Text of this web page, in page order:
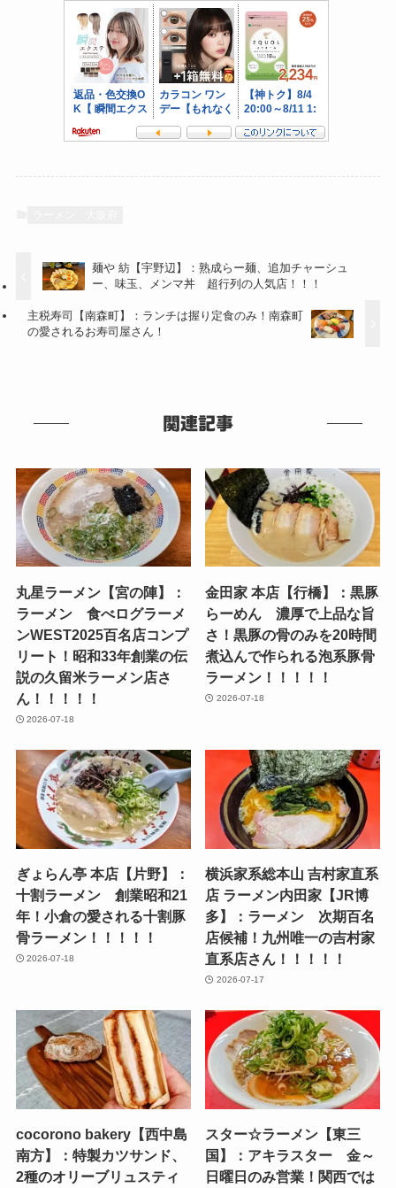
麺や 紡【宇野辺】：熟成らー麺、追加チャーシュ
ー、味玉、メンマ丼 超行列の人気店！！！
主税寿司【南森町】：ランチは握り定食のみ！南森町
の愛されるお寿司屋さん！
関連記事
丸星ラーメン【宮の陣】：
ラーメン 食べログラーメ
ンWEST2025百名店コンプ
リート！昭和33年創業の伝
説の久留米ラーメン店さ
ん！！！！！
2026-07-18
金田家 本店【行橋】：黒豚
らーめん 濃厚で上品な旨
さ！黒豚の骨のみを20時間
煮込んで作られる泡系豚骨
ラーメン！！！！！
2026-07-18
ぎょらん亭 本店【片野】：
十割ラーメン 創業昭和21
年！小倉の愛される十割豚
骨ラーメン！！！！！
2026-07-18
横浜家系総本山 吉村家直系
店 ラーメン内田家【JR博
多】：ラーメン 次期百名
店候補！九州唯一の吉村家
直系店さん！！！！！
2026-07-17
cocorono bakery【西中島
南方】：特製カツサンド、
2種のオリーブリュスティ
スター☆ラーメン【東三
国】：アキラスター 金～
日曜日のみ営業！関西では